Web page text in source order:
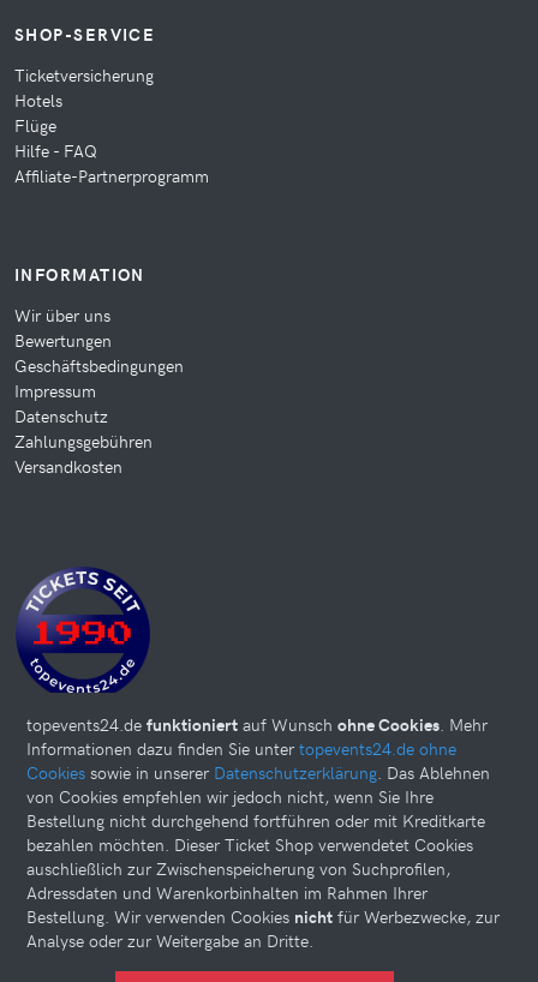
SHOP-SERVICE
Ticketversicherung
Hotels
Flüge
Hilfe - FAQ
Affiliate-Partnerprogramm
INFORMATION
Wir über uns
Bewertungen
Geschäftsbedingungen
Impressum
Datenschutz
Zahlungsgebühren
Versandkosten
Diese Website kann Cookies verwenden. Bitte nehmen Sie weiter
topevents24.de funktioniert auf Wunsch ohne Cookies. Mehr
Informationen dazu finden Sie unter topevents24.de ohne
Cookies sowie in unserer Datenschutzerklärung. Das Ablehnen
von Cookies empfehlen wir jedoch nicht, wenn Sie Ihre
Bestellung nicht durchgehend fortführen oder mit Kreditkarte
bezahlen möchten. Dieser Ticket Shop verwendetet Cookies
auschließlich zur Zwischenspeicherung von Suchprofilen,
Adressdaten und Warenkorbinhalten im Rahmen Ihrer
Bestellung. Wir verwenden Cookies nicht für Werbezwecke, zur
Analyse oder zur Weitergabe an Dritte.